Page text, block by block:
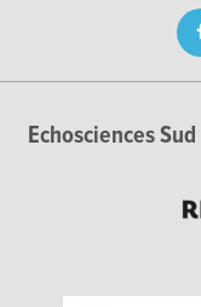
Echosciences